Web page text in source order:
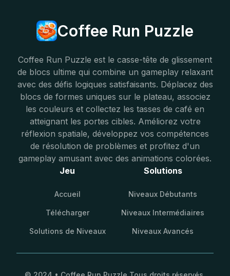
Coffee Run Puzzle
Coffee Run Puzzle est le casse-tête de glissement
de blocs ultime qui combine un gameplay relaxant
avec des défis logiques satisfaisants. Déplacez des
blocs de formes uniques sur le plateau, associez
les couleurs et collectez les tasses de café en
atteignant les portes cibles. Améliorez votre
réflexion spatiale, développez vos compétences
de résolution de problèmes et profitez d'un
gameplay amusant avec des animations colorées.
Jeu
Accueil
Télécharger
Solutions de Niveaux
Solutions
Niveaux Débutants
Niveaux Intermédiaires
Niveaux Avancés